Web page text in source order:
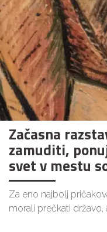
Začasna
zamuditi,
svet v mestu
Za eno najbolj
morali prečkati državo,